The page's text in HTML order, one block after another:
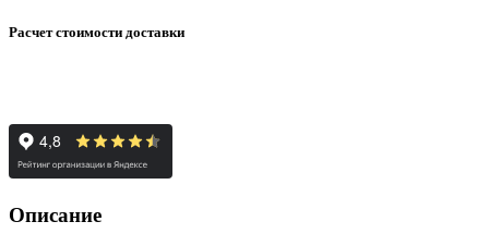
Расчет стоимости доставки
Описание